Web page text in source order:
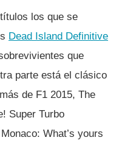
los que se
Dead Island Definitive
que
parte está el clásico
de F1 2015, The
Super Turbo
What’s yours